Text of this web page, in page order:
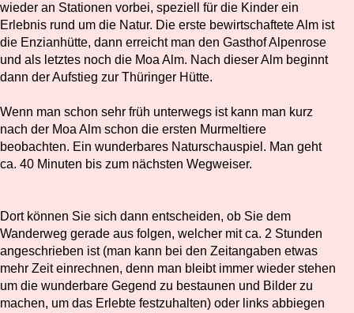
wieder an Stationen vorbei, speziell für die Kinder ein
Erlebnis rund um die Natur. Die erste bewirtschaftete Alm ist
die Enzianhütte, dann erreicht man den Gasthof Alpenrose
und als letztes noch die Moa Alm. Nach dieser Alm beginnt
dann der Aufstieg zur Thüringer Hütte.
Wenn man schon sehr früh unterwegs ist kann man kurz
nach der Moa Alm schon die ersten Murmeltiere
beobachten. Ein wunderbares Naturschauspiel. Man geht
ca. 40 Minuten bis zum nächsten Wegweiser.
Dort können Sie sich dann entscheiden, ob Sie dem
Wanderweg gerade aus folgen, welcher mit ca. 2 Stunden
angeschrieben ist (man kann bei den Zeitangaben etwas
mehr Zeit einrechnen, denn man bleibt immer wieder stehen
um die wunderbare Gegend zu bestaunen und Bilder zu
machen, um das Erlebte festzuhalten) oder links abbiegen